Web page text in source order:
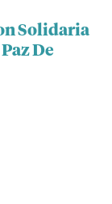
Solidaria
De